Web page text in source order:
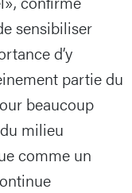
sensibiliser
d’y
partie du
beaucoup
milieu
comme un